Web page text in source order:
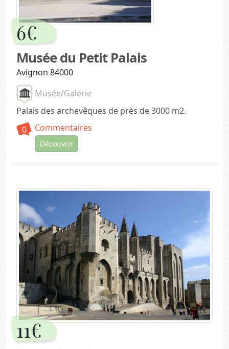
6€
Musée du Petit Palais
Avignon 84000
Musée/Galerie
Palais des archevêques de près de 3000 m2.
0
Commentaires
Découvrir
11€